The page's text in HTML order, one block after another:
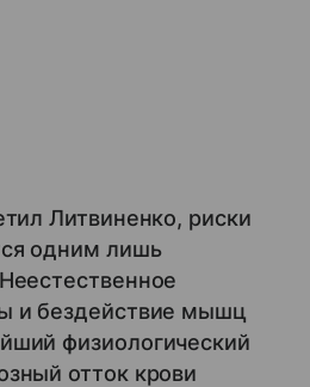
Литвиненко, риски
одним лишь
и бездействие мышц
физиологический
отток крови